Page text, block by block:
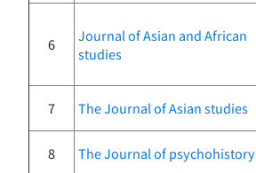
6
Journal of Asian and African
studies
7
The Journal of Asian studies
8
The Journal of psychohistory